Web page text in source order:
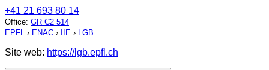
+41 21 693 80 14
Office: GR C2 514
EPFL › ENAC › IIE › LGB
Site web: https://lgb.epfl.ch